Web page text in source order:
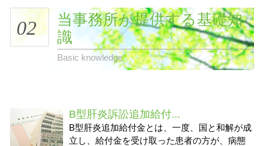
02
当事務所が提供する基礎知
識
Basic knowledge
B型肝炎訴訟追加給付...
B型肝炎追加給付金とは、一度、国と和解が成
立し、給付金を受け取った患者の方が、病態